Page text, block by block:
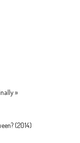
»
(2014)